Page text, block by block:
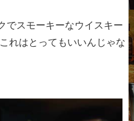
でスモーキーなウイスキー
れはとってもいいんじゃな